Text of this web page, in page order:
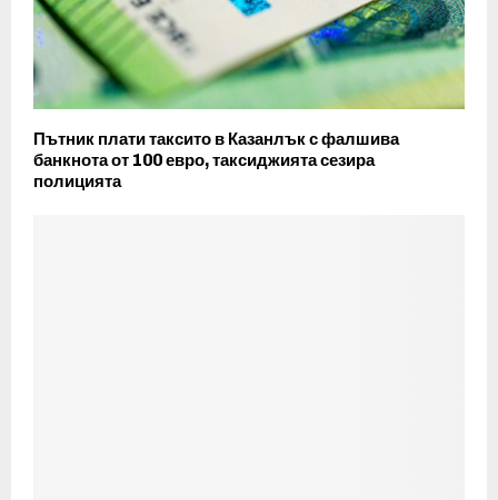
Пътник плати таксито в Казанлък с фалшива
банкнота от 100 евро, таксиджията сезира
полицията